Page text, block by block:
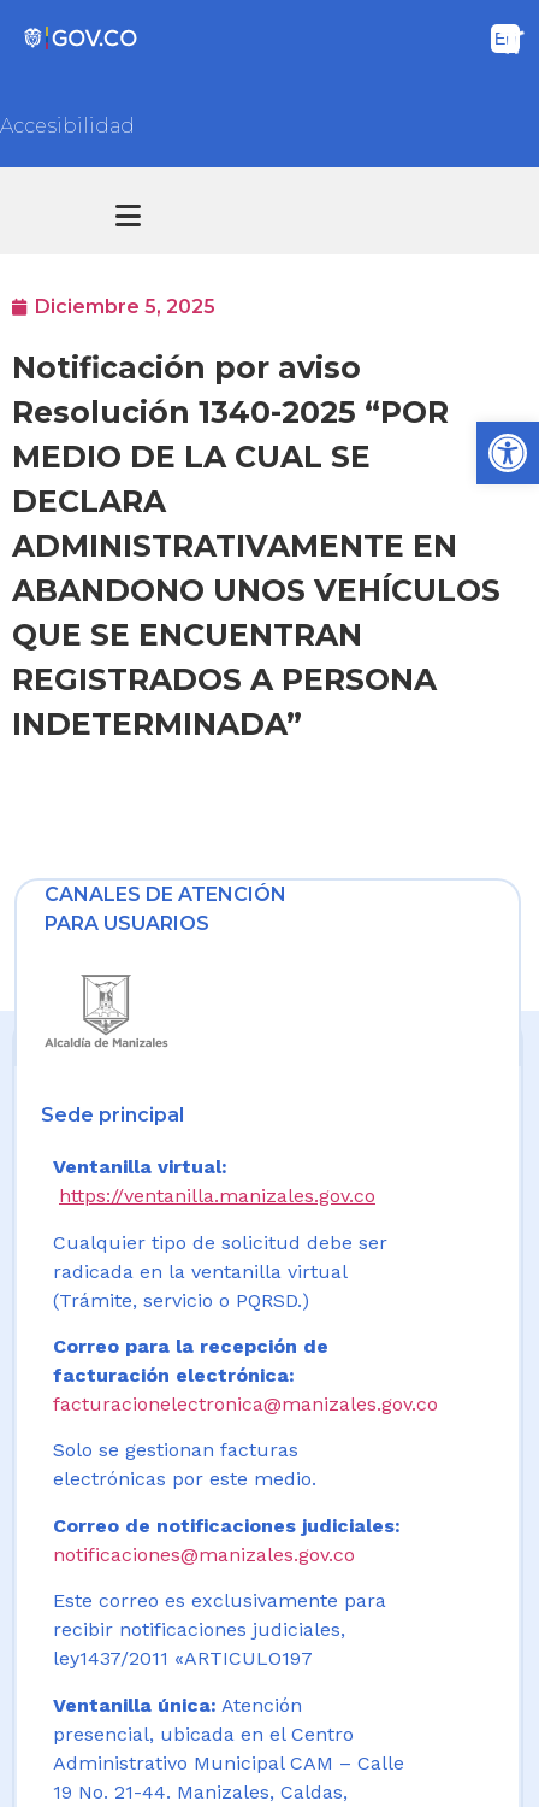
Accesibilidad
Diciembre 5, 2025
Notificación por aviso
Resolución 1340-2025 “POR
MEDIO DE LA CUAL SE
DECLARA
ADMINISTRATIVAMENTE EN
ABANDONO UNOS VEHÍCULOS
QUE SE ENCUENTRAN
REGISTRADOS A PERSONA
INDETERMINADA”
CANALES DE ATENCIÓN
PARA USUARIOS
Sede principal
Ventanilla virtual:
https://ventanilla.manizales.gov.co
Cualquier tipo de solicitud debe ser
radicada en la ventanilla virtual
(Trámite, servicio o PQRSD.)
Correo para la recepción de
facturación electrónica:
facturacionelectronica@manizales.gov.co
Solo se gestionan facturas
electrónicas por este medio.
Correo de notificaciones judiciales:
notificaciones@manizales.gov.co
Este correo es exclusivamente para
recibir notificaciones judiciales,
ley1437/2011 «ARTICULO197
Ventanilla única: Atención
presencial, ubicada en el Centro
Administrativo Municipal CAM – Calle
19 No. 21-44. Manizales, Caldas,